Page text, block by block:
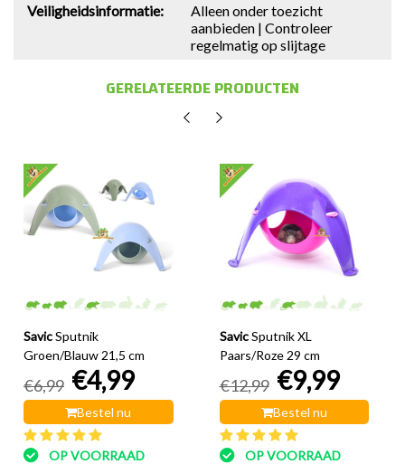
Veiligheidsinformatie:
Alleen onder toezicht
aanbieden | Controleer
regelmatig op slijtage
GERELATEERDE PRODUCTEN
SavicSputnik
Groen/Blauw 21,5 cm
€6,99 €4,99
Bestel nu
OP VOORRAAD
Savic Sputnik XL
Paars/Roze 29 cm
€12,99 €9,99
Bestel nu
OP VOORRAAD